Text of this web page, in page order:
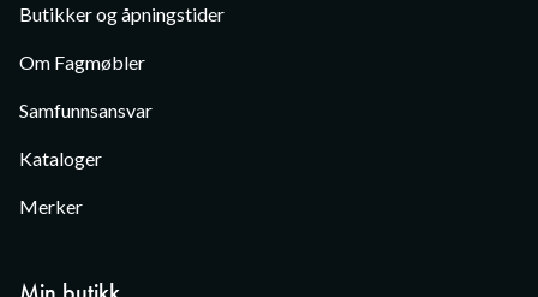
Butikker og åpningstider
Om Fagmøbler
Samfunnsansvar
Kataloger
Merker